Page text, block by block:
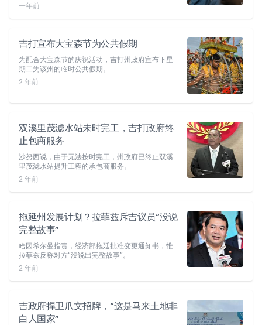
一年前
吉打宣布大宝森节为公共假期
为配合大宝森节的庆祝活动，吉打州政府宣布下星
期二为该州的临时公共假期。
2 年前
双溪里茂滤水站未时完工，吉打政府终
止包商服务
沙努西说，由于无法按时完工，州政府已终止双溪
里茂滤水站提升工程的承包商服务。
2 年前
拖延州发展计划？拉菲兹斥吉议员“没说
完整故事”
哈因希尔曼指责，经济部拖延批准变更通知书，惟
拉菲兹反称对方“没说出完整故事”。
2 年前
吉政府捍卫爪文招牌，“这是马来土地非
白人国家”